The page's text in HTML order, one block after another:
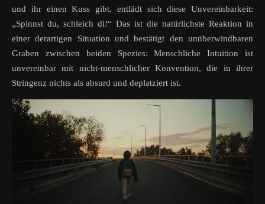
und ihr einen Kuss gibt, entlädt sich diese Unvereinbarkeit:
„Spinnst du, schleich di!“ Das ist die natürlichste Reaktion in
einer derartigen Situation und bestätigt den unüberwindbaren
Graben zwischen beiden Spezies: Menschliche Intuition ist
unvereinbar mit nicht-menschlicher Konvention, die in ihrer
Stringenz nichts als absurd und deplatziert ist.